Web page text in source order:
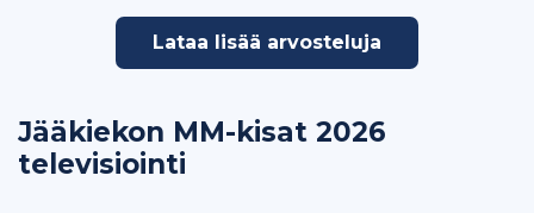
Lataa lisää arvosteluja
Jääkiekon MM-kisat 2026
televisiointi